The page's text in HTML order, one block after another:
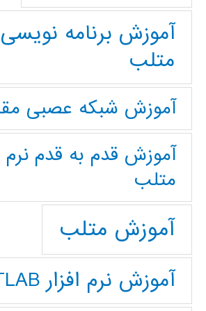
آموزش برنامه
متلب
آموزش شبکه عصبی
آموزش قدم به قدم نرم
متلب
آموزش متلب
آموزش نرم افزار MATLAB